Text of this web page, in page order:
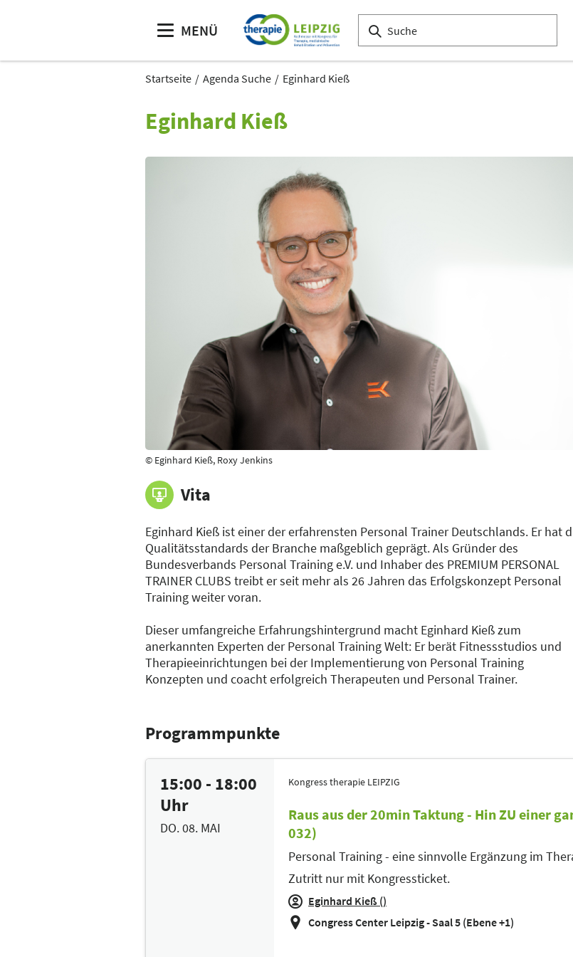
MENÜ
Startseite Agenda Suche Eginhard Kieß
Eginhard Kieß
© Eginhard Kieß, Roxy Jenkins
Vita
Eginhard Kieß ist einer der erfahrensten Personal Trainer Deutschlands. Er hat
Qualitätsstandards der Branche maßgeblich geprägt. Als Gründer des
Bundesverbands Personal Training e.V. und Inhaber des PREMIUM PERSONAL
TRAINER CLUBS treibt er seit mehr als 26 Jahren das Erfolgskonzept Personal
Training weiter voran.
Dieser umfangreiche Erfahrungshintergrund macht Eginhard Kieß zum
anerkannten Experten der Personal Training Welt: Er berät Fitnessstudios und
Therapieeinrichtungen bei der Implementierung von Personal Training
Konzepten und coacht erfolgreich Therapeuten und Personal Trainer.
Programmpunkte
15:00 - 18:00
Uhr
DO. 08. MAI
Kongress therapie LEIPZIG
Raus aus der 20min Taktung - Hin ZU einer
032)
Personal Training - eine sinnvolle Ergänzung im
Zutritt nur mit Kongressticket.
Eginhard Kieß ()
Congress Center Leipzig - Saal 5 (Ebene +1)